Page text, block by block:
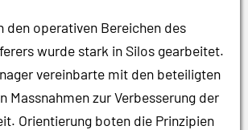
den operativen Bereichen des
wurde stark in Silos gearbeitet.
vereinbarte mit den beteiligten
Massnahmen zur Verbesserung der
Orientierung boten die Prinzipien